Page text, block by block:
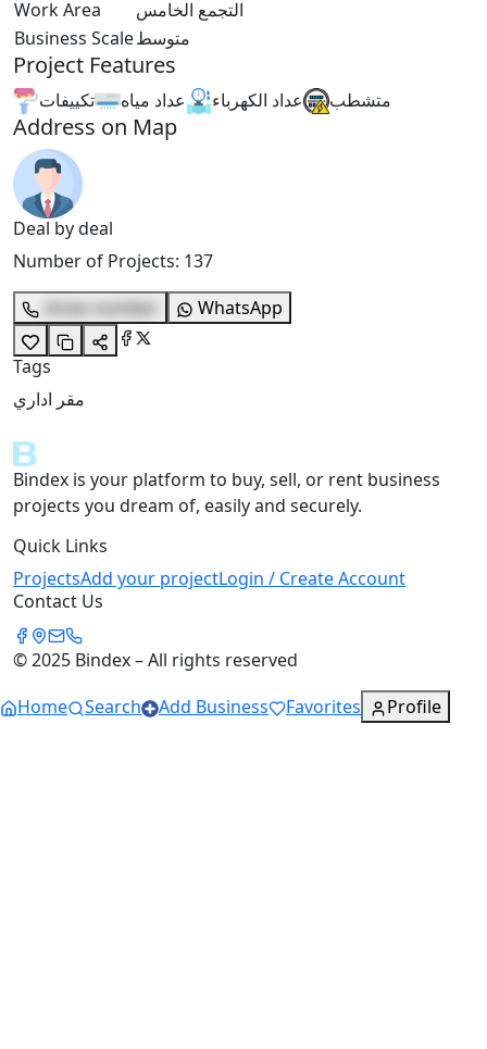
Work Area
التجمع الخامس
Business Scaleمتوسط
Project Features
متشطب عداد الكهرباء عداد مياه تكييفات
Address on Map
Deal by deal
Number of Projects: 137
show number
WhatsApp
Tags
مقر اداري
Bindex is your platform to buy, sell, or rent business
projects you dream of, easily and securely.
Quick Links
ProjectsAdd your projectLogin / Create Account
Contact Us
© 2025 Bindex – All rights reserved
Home
Search Add Business Favorites Profile